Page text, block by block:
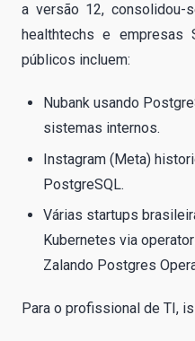
a versão 12, consolidou-
healthtechs e empresas
públicos incluem:
Nubank usando
sistemas internos.
Instagram (Meta)
PostgreSQL.
Várias startups
Kubernetes via
Zalando Postgres
Para o profissional de TI,